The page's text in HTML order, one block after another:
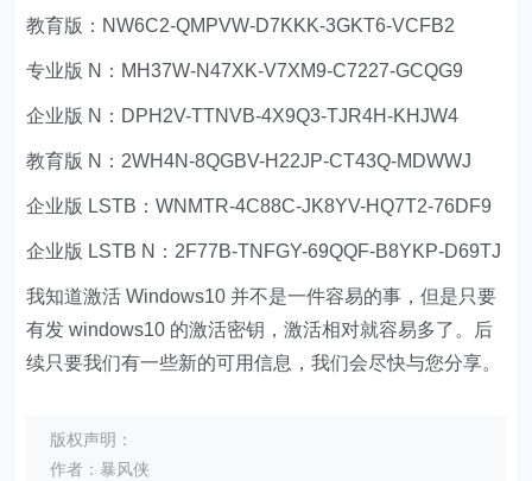
教育版：NW6C2-QMPVW-D7KKK-3GKT6-VCFB2
专业版 N：MH37W-N47XK-V7XM9-C7227-GCQG9
企业版 N：DPH2V-TTNVB-4X9Q3-TJR4H-KHJW4
教育版 N：2WH4N-8QGBV-H22JP-CT43Q-MDWWJ
企业版 LSTB：WNMTR-4C88C-JK8YV-HQ7T2-76DF9
企业版 LSTB N：2F77B-TNFGY-69QQF-B8YKP-D69TJ
我知道激活 Windows10 并不是一件容易的事，但是只要
有发 windows10 的激活密钥，激活相对就容易多了。后
续只要我们有一些新的可用信息，我们会尽快与您分享。
版权声明：
作者：暴风侠